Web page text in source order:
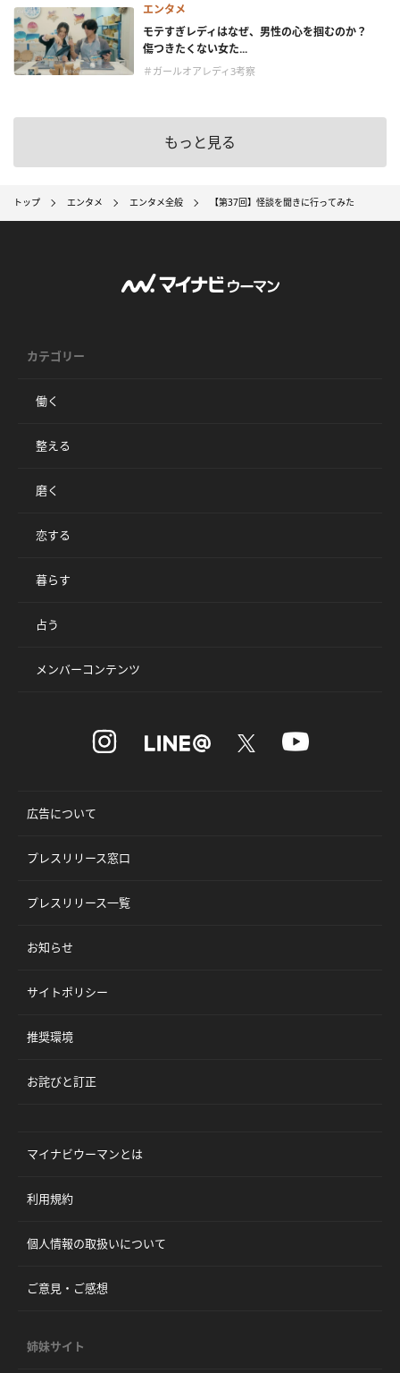
エンタメ
モテすぎレディはなぜ、男性の心を掴むのか？
傷つきたくない女た...
＃ガールオアレディ3考察
もっと見る
トップ エンタメ エンタメ全般 【第37回】怪談を聞きに行ってみた
カテゴリー
働く
整える
磨く
恋する
暮らす
占う
メンバーコンテンツ
広告について
プレスリリース窓口
プレスリリース一覧
お知らせ
サイトポリシー
推奨環境
お詫びと訂正
マイナビウーマンとは
利用規約
個人情報の取扱いについて
ご意見・ご感想
姉妹サイト